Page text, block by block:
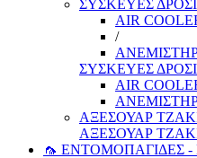
ΣΥΣΚΕΥΕΣ
AIR
/
ΣΥΣΚΕΥΕΣ
AIR
ΑΞΕΣΟΥΑΡ
ΑΞΕΣΟΥΑΡ
🦟 ΕΝΤΟΜΟΠΑΓΙΔΕΣ